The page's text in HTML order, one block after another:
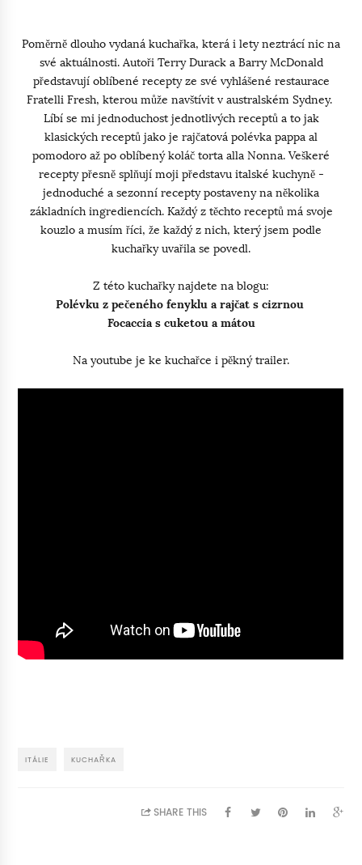
Poměrně dlouho vydaná kuchařka, která i lety neztrácí nic na
své aktuálnosti. Autoři Terry Durack a Barry McDonald
představují oblíbené recepty ze své vyhlášené restaurace
Fratelli Fresh, kterou může navštívit v australském Sydney.
Líbí se mi jednoduchost jednotlivých receptů a to jak
klasických receptů jako je rajčatová polévka pappa al
pomodoro až po oblíbený koláč torta alla Nonna. Veškeré
recepty přesně splňují moji představu italské kuchyně -
jednoduché a sezonní recepty postaveny na několika
základních ingrediencích. Každý z těchto receptů má svoje
kouzlo a musím říci, že každý z nich, který jsem podle
kuchařky uvařila se povedl.
Z této kuchařky najdete na blogu:
Polévku z pečeného fenyklu a rajčat s cizrnou
Focaccia s cuketou a mátou
Na youtube je ke kuchařce i pěkný trailer.
ITÁLIE KUCHAŘKA
SHARE THIS